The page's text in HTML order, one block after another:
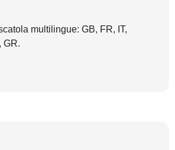
multilingue: GB, FR, IT,
GR.